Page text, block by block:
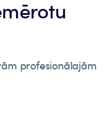
profesionālajām